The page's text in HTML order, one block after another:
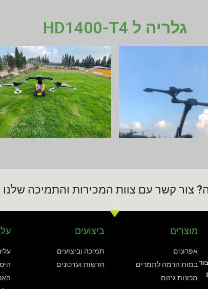
גלריה ל HD1400-T4
צור קשר עם צוות המכירות והתמיכה שלנו 24/7
מוצרים
אפרונים
במות הרמה לתמרים
מכונות גיזום
ביצועים
תמיכה וביצועים
חדשות ועדכונים